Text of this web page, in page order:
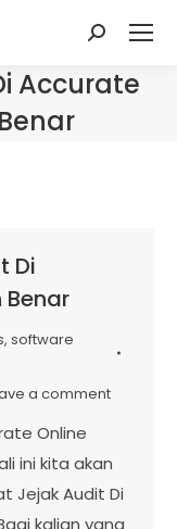
Search:
Accurate
Di
, software
a comment
Online
ini kita akan
Jejak Audit Di
kalian yang